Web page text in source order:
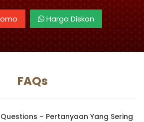
Harga Diskon
FAQs
– Pertanyaan Yang Sering